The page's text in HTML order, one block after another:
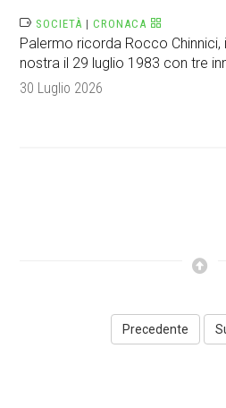
SOCIETÀ |CRONACA
Palermo ricorda Rocco
nostra il 29 luglio 1983 con tre
30 Luglio 2026
Precedente